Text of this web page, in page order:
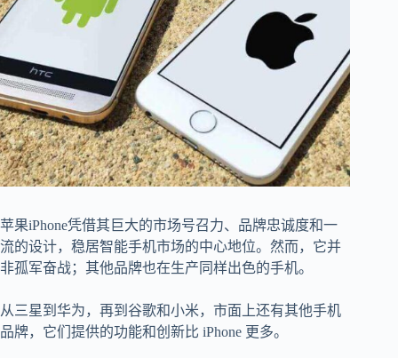
苹果iPhone凭借其巨大的市场号召力、品牌忠诚度和一
流的设计，稳居智能手机市场的中心地位。然而，它并
非孤军奋战；其他品牌也在生产同样出色的手机。
从三星到华为，再到谷歌和小米，市面上还有其他手机
品牌，它们提供的功能和创新比 iPhone 更多。